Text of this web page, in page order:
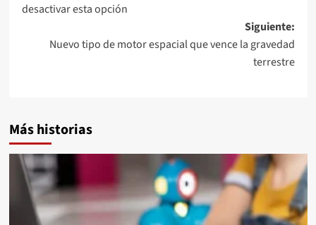
desactivar esta opción
Siguiente:
Nuevo tipo de motor espacial que vence la gravedad
terrestre
Más historias